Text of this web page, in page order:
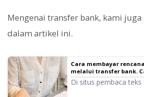
Mengenai transfer bank, kami juga
dalam artikel ini.
Cara membayar
melalui transfer bank.
penawaran/faktur.
Perangkat lunak
Di situs pembaca teks